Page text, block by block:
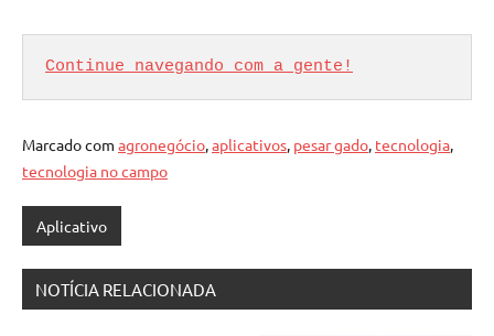
Continue navegando com a gente!
Marcado com agronegócio aplicativos pesar gado tecnologia
tecnologia no campo
Aplicativo
NOTÍCIA RELACIONADA